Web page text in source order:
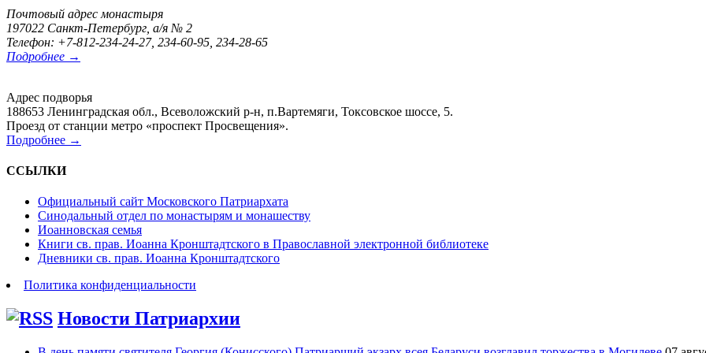
Почтовый адрес монастыря
197022 Санкт-Петербург, а/я № 2
Телефон: +7-812-234-24-27, 234-60-95, 234-28-65
Подробнее →
Адрес подворья
188653 Ленинградская обл., Всеволожский р-н, п.Вартемяги, Токсовское шоссе, 5.
Проезд от станции метро «проспект Просвещения».
Подробнее →
ССЫЛКИ
Официальный сайт Московского Патриархата
Синодальный отдел по монастырям и монашеству
Иоанновская семья
Книги св. прав. Иоанна Кронштадтского в Православной электронной библиотеке
Дневники св. прав. Иоанна Кронштадтского
Политика конфиденциальности
Новости Патриархии